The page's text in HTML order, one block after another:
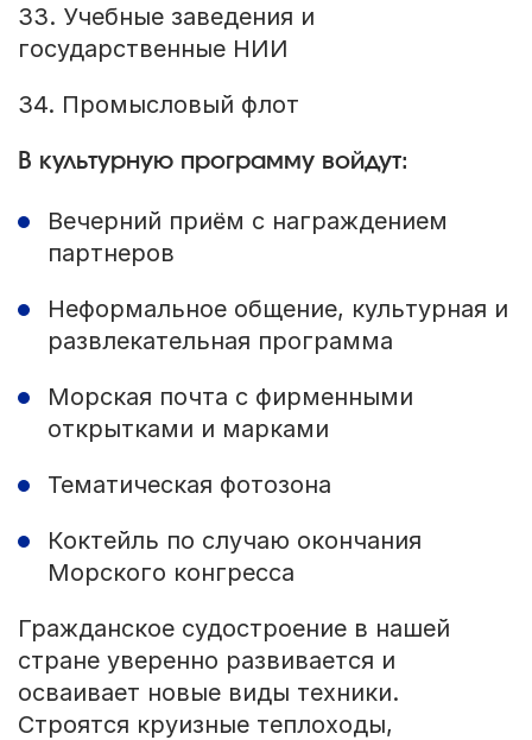
33. Учебные заведения и
государственные НИИ
34. Промысловый флот
В культурную программу войдут:
Вечерний приём с награждением
партнеров
Неформальное общение, культурная и
развлекательная программа
Морская почта с фирменными
открытками и марками
Тематическая фотозона
Коктейль по случаю окончания
Морского конгресса
Гражданское судостроение в нашей
стране уверенно развивается и
осваивает новые виды техники.
Строятся круизные теплоходы,